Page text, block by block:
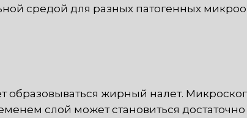
средой для разных патогенных
образовываться жирный налет.
слой может становиться